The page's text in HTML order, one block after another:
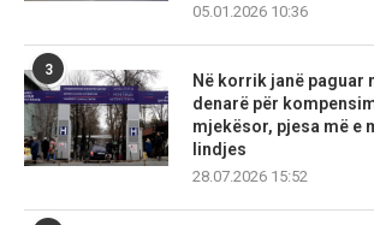
05.01.2026 10:36
3
Në korrik janë paguar
denarë për
mjekësor, pjesa më e
lindjes
28.07.2026 15:52